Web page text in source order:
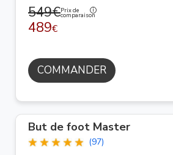
549€Prix de
comparaison
489€
COMMANDER
But de foot Master
(97)